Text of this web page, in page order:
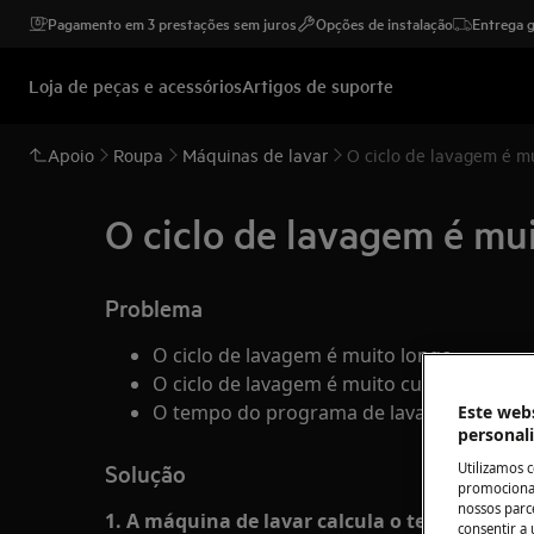
Pagamento em 3 prestações sem juros Opções de instalação Entrega
Loja de peças e acessóriosArtigos de suporte
Apoio Roupa Máquinas de lavar O ciclo de lavagem é
O ciclo de lavagem é
Problema
O ciclo de lavagem é muito longo
O ciclo de lavagem é muito curto
O tempo do programa de lavagem muda
Solução
1. A máquina de lavar calcula o tempo de
Este
Utilizamos
nossos
consentir a